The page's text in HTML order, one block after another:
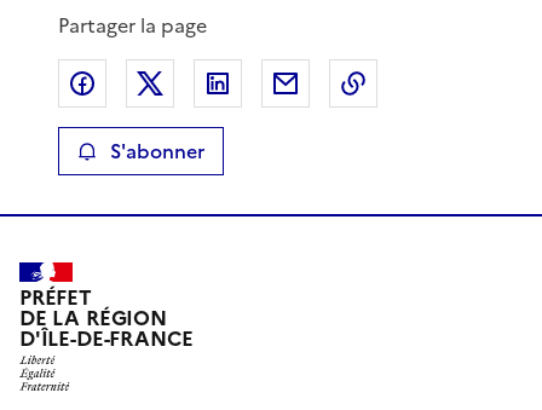
Partager la page
Partager sur Facebook
Partager sur XPartager sur LinkedIn
Partager par email
S'abonner
PRÉFET
DE LA RÉGION
D'ÎLE-DE-FRANCE